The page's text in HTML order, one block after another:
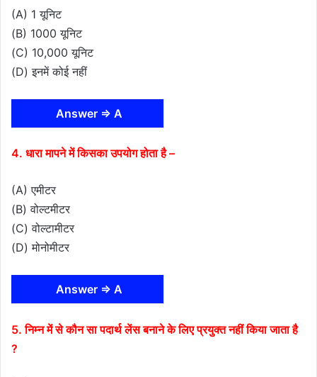
(A) 1 यूनिट
(B) 1000 यूनिट
(C) 10,000 यूनिट
(D) इनमें कोई नहीं
Answer ⇒ A
4. धारा मापने में किसका उपयोग होता है –
(A) एमीटर
(B) वोल्टमीटर
(C) वोल्टामीटर
(D) मोनोमीटर
Answer ⇒ A
5. निम्न में से कौन सा पदार्थ लेंस बनाने के लिए प्रयुक्त नहीं किया जाता है
?